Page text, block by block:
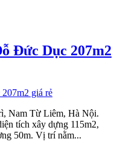
Đức Dục 207m2
Nam Từ Liêm, Hà Nội.
tích xây dựng 115m2,
50m. Vị trí nằm...